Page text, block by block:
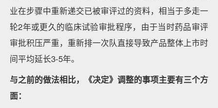
业在步骤中重新递交已被审评过的资料，相当于多走一
轮2年或更久的临床试验审批程序，由于当时药品审评
审批积压严重，重新排一次队直接导致产品整体上市时
间平均延长3-5年。
与之前的做法相比，《决定》调整的事项主要有三个方
面：